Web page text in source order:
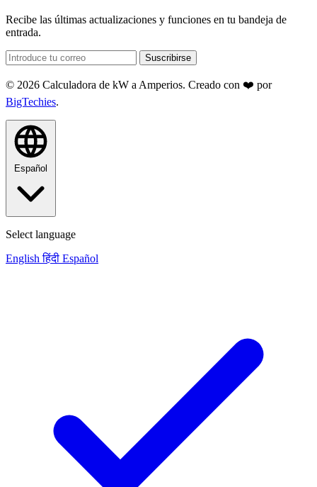
Recibe las últimas actualizaciones y funciones en tu bandeja de
entrada.
Suscribirse
© 2026 Calculadora de kW a Amperios. Creado con ❤️ por
BigTechies.
Español
Select language
English हिंदी Español